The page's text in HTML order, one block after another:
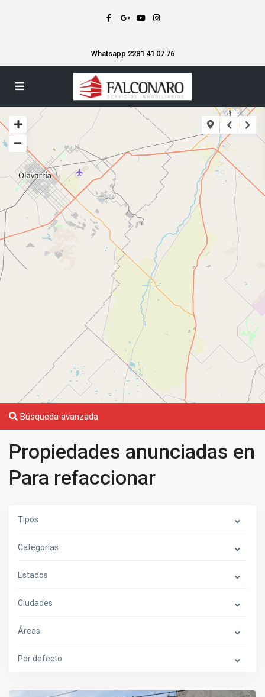
Whatsapp 2281 41 07 76
10
Búsqueda avanzada
Propiedades anunciadas en
Para refaccionar
Tipos
Categorías
Estados
Ciudades
Áreas
Por defecto